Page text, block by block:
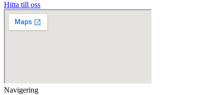
Hitta till oss
Navigering